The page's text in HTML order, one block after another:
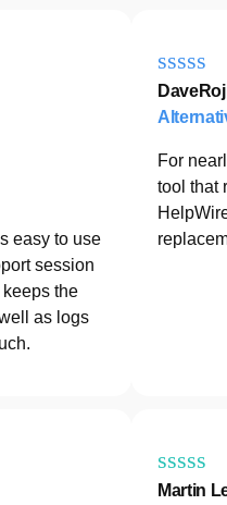
easy to use
session
the
as logs
DaveRoj
For
tool that
Martin